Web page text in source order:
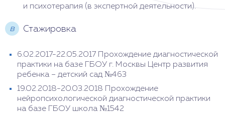
и психотерапия (в экспертной деятельности).
в Стажировка
6.02.2017-22.05.2017 Прохождение диагностической
практики на базе ГБОУ г. Москвы Центр развития
ребенка – детский сад №463
19.02.2018-20.03.2018 Прохождение
нейропсихологической диагностической практики
на базе ГБОУ школа №1542